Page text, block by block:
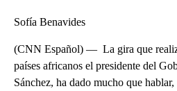
Sofía Benavides
(CNN Español) — La gira que
países africanos el presidente del
Sánchez, ha dado mucho que